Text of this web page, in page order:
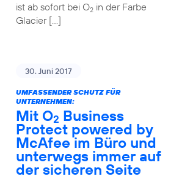
ist ab sofort bei O2in der Farbe
Glacier […]
30. Juni 2017
UMFASSENDER SCHUTZ FÜR
UNTERNEHMEN:
Mit O2 Business
Protect powered by
McAfee im Büro und
unterwegs immer auf
der sicheren Seite